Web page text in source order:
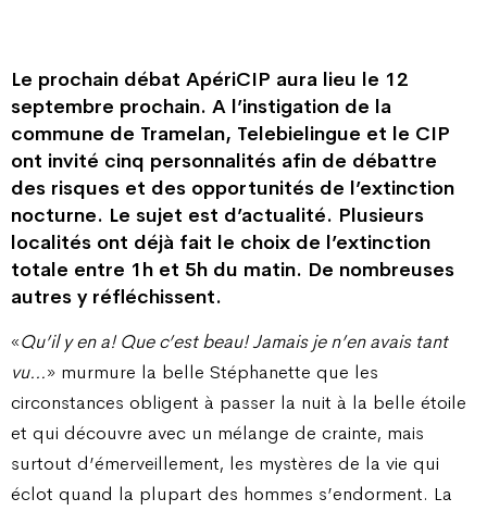
Le prochain débat ApériCIP aura lieu le 12
septembre prochain. A l’instigation de la
commune de Tramelan, Telebielingue et le CIP
ont invité cinq personnalités afin de débattre
des risques et des opportunités de l’extinction
nocturne. Le sujet est d’actualité. Plusieurs
localités ont déjà fait le choix de l’extinction
totale entre 1h et 5h du matin. De nombreuses
autres y réfléchissent.
«Qu’il y en a! Que c’est beau! Jamais je n’en avais tant
vu…» murmure la belle Stéphanette que les
circonstances obligent à passer la nuit à la belle étoile
et qui découvre avec un mélange de crainte, mais
surtout d’émerveillement, les mystères de la vie qui
éclot quand la plupart des hommes s’endorment. La